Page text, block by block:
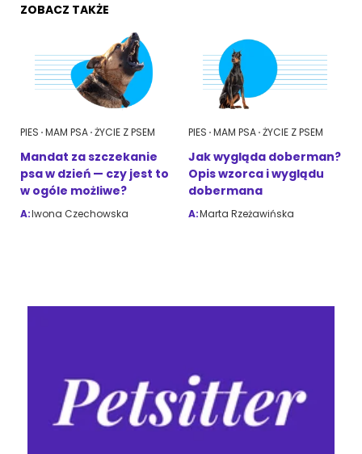
ZOBACZ TAKŻE
PIES MAM PSA ŻYCIE Z PSEM
Mandat za szczekanie
psa w dzień — czy jest to
w ogóle możliwe?
A:Iwona Czechowska
PIES MAM PSA ŻYCIE Z PSEM
Jak wygląda doberman?
Opis wzorca i wyglądu
dobermana
A:Marta Rzeżawińska